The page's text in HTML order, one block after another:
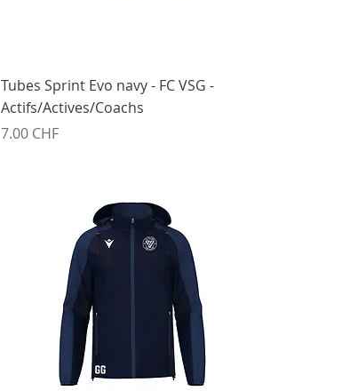
Tubes Sprint Evo navy - FC VSG -
Actifs/Actives/Coachs
Prix
7.00 CHF